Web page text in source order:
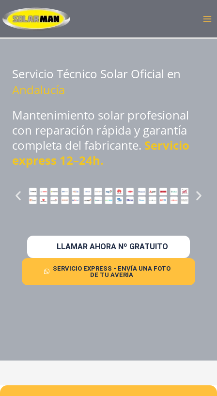
al
contenido
Servicio Técnico Solar Oficial en
Andalucía
Mantenimiento solar profesional
con reparación rápida y garantía
completa del fabricante. Servicio
express 12–24h.
LLAMAR AHORA Nº GRATUITO
SERVICIO EXPRESS - ENVÍA UNA FOTO
DE TU AVERÍA